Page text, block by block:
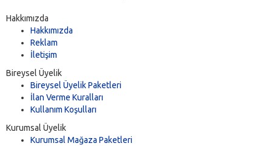
Hakkımızda
Hakkımızda
Reklam
İletişim
Bireysel Üyelik
Bireysel Üyelik Paketleri
İlan Verme Kuralları
Kullanım Koşulları
Kurumsal Üyelik
Kurumsal Mağaza Paketleri